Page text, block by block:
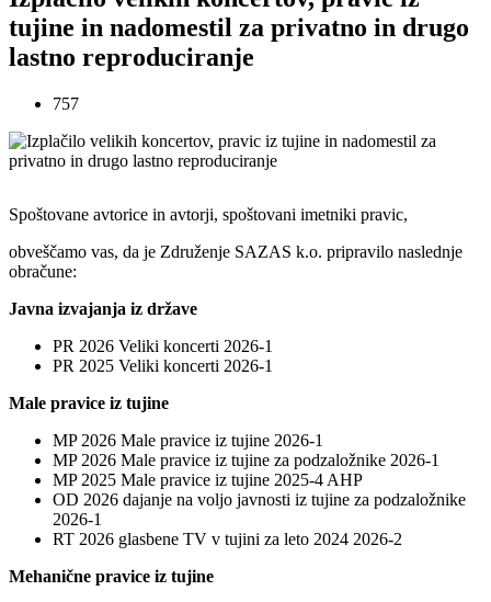
tujine in nadomestil za privatno in drugo
lastno reproduciranje
757
Spoštovane avtorice in avtorji, spoštovani imetniki pravic,
obveščamo vas, da je Združenje SAZAS k.o. pripravilo naslednje
obračune:
Javna izvajanja iz države
PR 2026 Veliki koncerti 2026-1
PR 2025 Veliki koncerti 2026-1
Male pravice iz tujine
MP 2026 Male pravice iz tujine 2026-1
MP 2026 Male pravice iz tujine za podzaložnike 2026-1
MP 2025 Male pravice iz tujine 2025-4 AHP
OD 2026 dajanje na voljo javnosti iz tujine za podzaložnike
2026-1
RT 2026 glasbene TV v tujini za leto 2024 2026-2
Mehanične pravice iz tujine